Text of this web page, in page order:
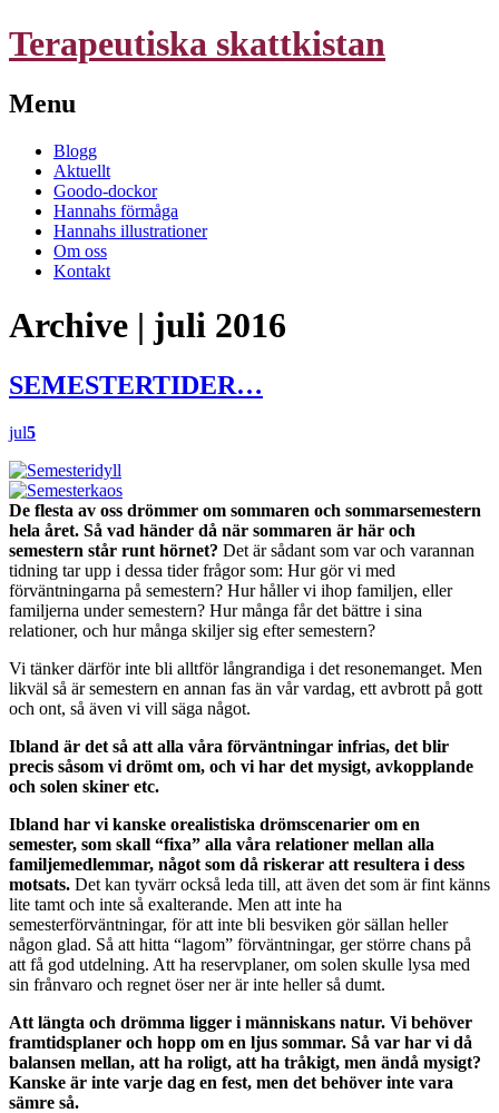
Terapeutiska skattkistan
Menu
Skip
content
Blogg
Aktuellt
Goodo-dockor
Hannahs förmåga
Hannahs illustrationer
Om oss
Kontakt
Archive | juli 2016
SEMESTERTIDER…
jul5
De flesta av oss drömmer om sommaren och sommarsemestern
hela året. Så vad händer då när sommaren är här och
semestern står runt hörnet? Det är sådant som var och varannan
tidning tar upp i dessa tider frågor som: Hur gör vi med
förväntningarna på semestern? Hur håller vi ihop familjen, eller
familjerna under semestern? Hur många får det bättre i sina
relationer, och hur många skiljer sig efter semestern?
Vi tänker därför inte bli alltför långrandiga i det resonemanget. Men
likväl så är semestern en annan fas än vår vardag, ett avbrott på gott
och ont, så även vi vill säga något.
Ibland är det så att alla våra förväntningar infrias, det blir
precis såsom vi drömt om, och vi har det mysigt, avkopplande
och solen skiner etc.
Ibland har vi kanske orealistiska drömscenarier om en
semester, som skall “fixa” alla våra relationer mellan alla
familjemedlemmar, något som då riskerar att resultera i dess
motsats. Det kan tyvärr också leda till, att även det som är fint känns
lite tamt och inte så exalterande. Men att inte ha
semesterförväntningar, för att inte bli besviken gör sällan heller
någon glad. Så att hitta “lagom” förväntningar, ger större chans på
att få god utdelning. Att ha reservplaner, om solen skulle lysa med
sin frånvaro och regnet öser ner är inte heller så dumt.
Att längta och drömma ligger i människans natur. Vi behöver
framtidsplaner och hopp om en ljus sommar. Så var har vi då
balansen mellan, att ha roligt, att ha tråkigt, men ändå mysigt?
Kanske är inte varje dag en fest, men det behöver inte vara
sämre så.